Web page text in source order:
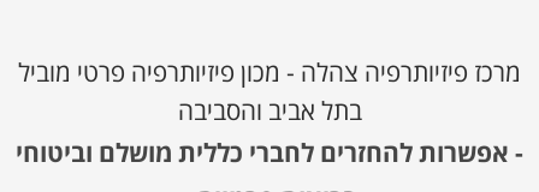
מרכז פיזיותרפיה צהלה - מכון פיזיותרפיה פרטי מוביל
בתל אביב והסביבה
- אפשרות להחזרים לחברי כללית מושלם וביטוחי